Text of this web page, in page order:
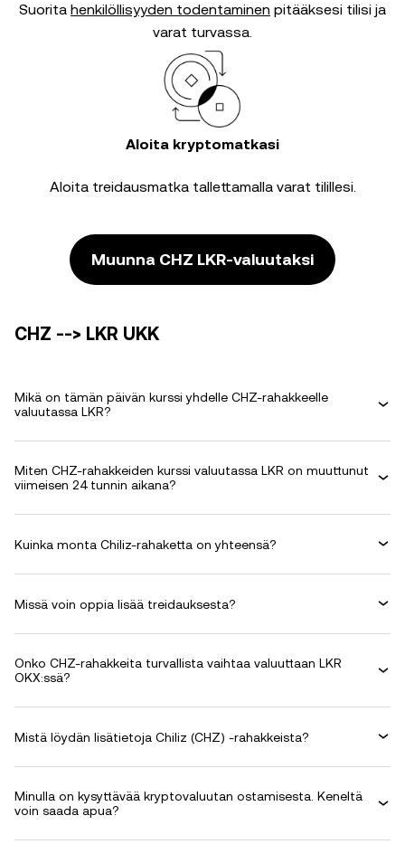
Suorita henkilöllisyyden todentaminen pitääksesi tilisi ja
varat turvassa.
Aloita kryptomatkasi
Aloita treidausmatka tallettamalla varat tilillesi.
Muunna CHZ LKR-valuutaksi
CHZ --> LKR UKK
Mikä on tämän päivän kurssi yhdelle CHZ-rahakkeelle
valuutassa LKR?
Miten CHZ-rahakkeiden kurssi valuutassa LKR on muuttunut
viimeisen 24 tunnin aikana?
Kuinka monta Chiliz-rahaketta on yhteensä?
Missä voin oppia lisää treidauksesta?
Onko CHZ-rahakkeita turvallista vaihtaa valuuttaan LKR
OKX:ssä?
Mistä löydän lisätietoja Chiliz (CHZ) -rahakkeista?
Minulla on kysyttävää kryptovaluutan ostamisesta. Keneltä
voin saada apua?